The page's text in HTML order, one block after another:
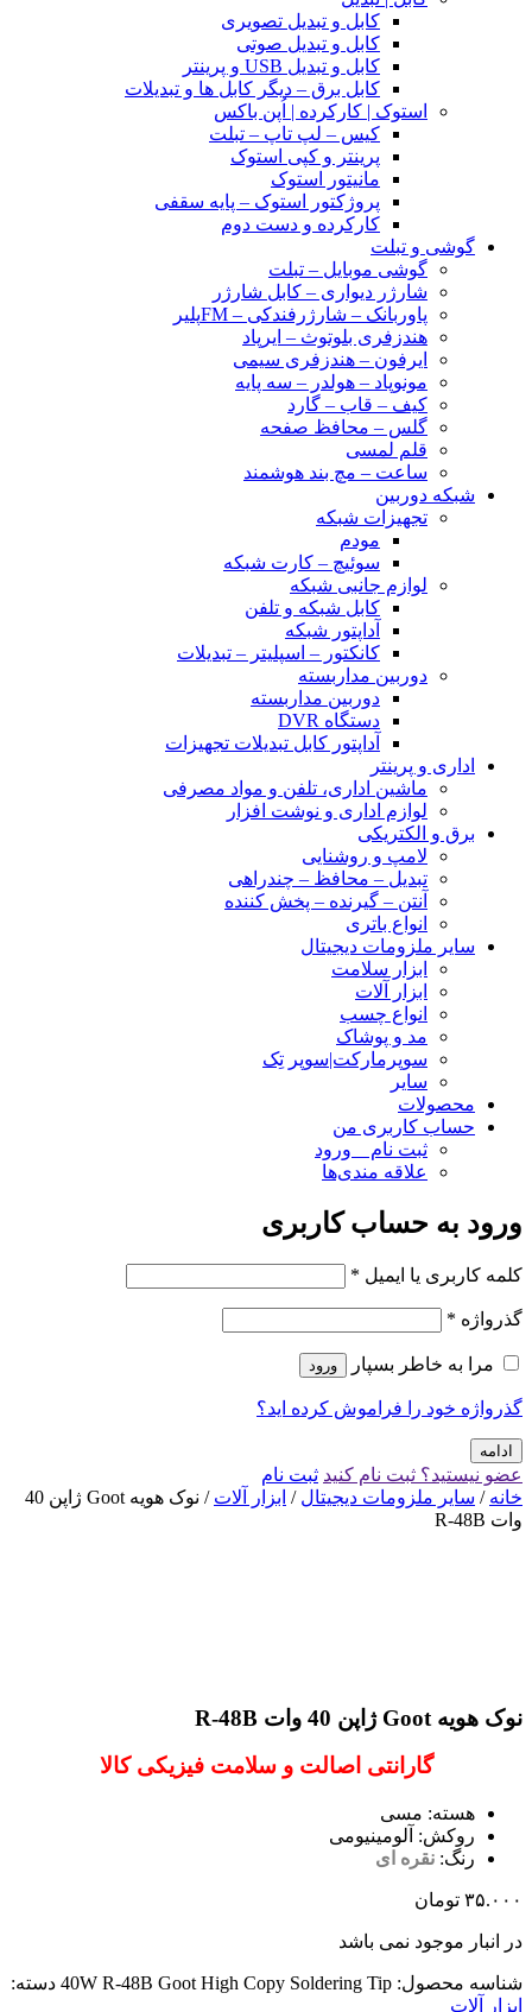
کابل و تبدیل تصویری
کابل و تبدیل صوتی
کابل و تبدیل USB و پرینتر
کابل برق – دیگر کابل ها و تبدیلات
استوک | کارکرده | اُپن باکس
کیس – لپ تاپ – تبلت
پرینتر و کپی استوک
مانیتور استوک
پروژکتور استوک – پایه سقفی
کارکرده و دست دوم
گوشی و تبلت
گوشی موبایل – تبلت
شارژر دیواری – کابل شارژر
پاوربانک – شارژرفندکی – FMپلیر
هندزفری بلوتوث – ایرپاد
ایرفون – هندزفری سیمی
مونوپاد – هولدر – سه پایه
کیف – قاب – گارد
گلس – محافظ صفحه
قلم لمسی
ساعت – مچ بند هوشمند
شبکه دوربین
تجهیزات شبکه
مودم
سوئیچ – کارت شبکه
لوازم جانبی شبکه
کابل شبکه و تلفن
آداپتور شبکه
کانکتور – اسپلیتر – تبدیلات
دوربین مداربسته
دوربین مداربسته
دستگاه DVR
آداپتور کابل تبدیلات تجهیزات
اداری و پرینتر
ماشین اداری، تلفن و مواد مصرفی
لوازم اداری و نوشت افزار
برق و الکتریکی
لامپ و روشنایی
تبدیل – محافظ – چندراهی
آنتن – گیرنده – پخش کننده
انواع باتری
سایر ملزومات دیجیتال
ابزار سلامت
ابزار آلات
انواع چسب
مد و پوشاک
سوپرمارکت|سوپر تِک
سایر
محصولات
حساب کاربری من
ثبت نام _ ورود
علاقه مندی‌ها
ورود به حساب کاربری
کلمه کاربری یا ایمیل *
گذرواژه *
مرا به خاطر بسپار ورود
گذرواژه خود را فراموش کرده اید؟
ادامه
عضو نیستید؟ ثبت نام کنید ثبت نام
خانه / سایر ملزومات دیجیتال / ابزار آلات
/ نوک هویه Goot ژاپن 40
وات R-48B
نوک هویه Goot ژاپن 40 وات R-48B
گارانتی اصالت و سلامت فیزیکی کالا
هسته: مسی
روکش: آلومینیومی
رنگ: نقره ای
۳۵.۰۰۰ تومان
در انبار موجود نمی باشد
شناسه محصول: 40W R-48B Goot High Copy Soldering Tip دسته:
ابزار آلات